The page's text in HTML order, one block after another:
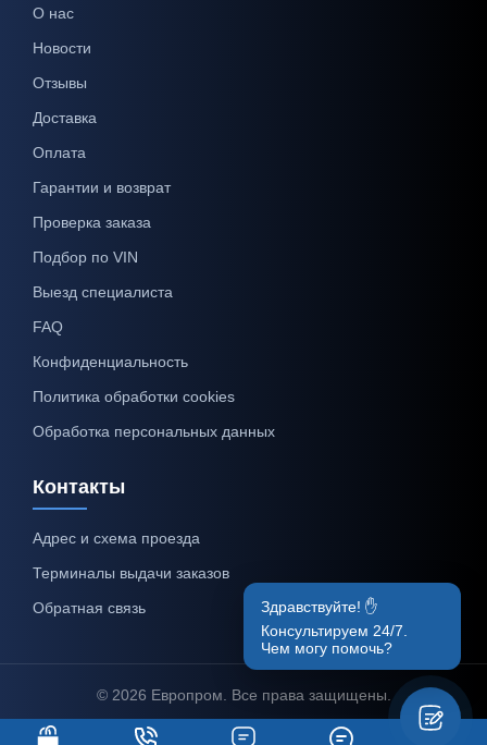
О нас
Новости
Отзывы
Доставка
Оплата
Гарантии и возврат
Проверка заказа
Подбор по VIN
Выезд специалиста
FAQ
Конфиденциальность
Политика обработки cookies
Обработка персональных данных
Контакты
Адрес и схема проезда
Терминалы выдачи заказов
Обратная связь
© 2026 Европром. Все права защищены.
Здравствуйте! ✋
Консультируем 24/7.
Чем могу помочь?